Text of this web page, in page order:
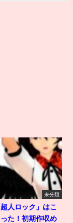
未分類
超人ロック」はこ
た！初期作収め